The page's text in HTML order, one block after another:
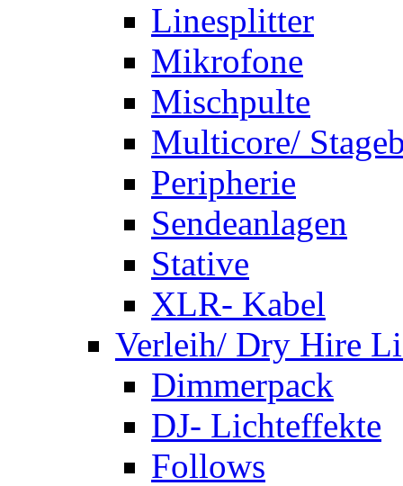
Linesplitter
Mikrofone
Mischpulte
Multicore/
Peripherie
Sendeanlagen
Stative
XLR- Kabel
Verleih/ Dry Hire
Dimmerpack
DJ- Lichteffekte
Follows